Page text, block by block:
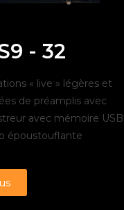
- 32
« live » légères et
de préamplis avec
avec mémoire USB
époustouflante